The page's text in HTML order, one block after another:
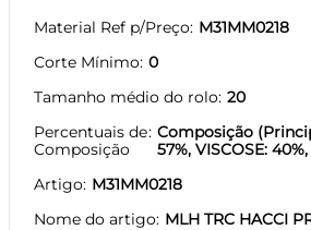
Material Ref p/Preço M31MM0218
Corte Mínimo 0
Tamanho médio do rolo 20
Percentuais de
Composição
Composição
57%, VISCOSE:
Artigo M31MM0218
Nome do artigo MLH TRC HACCI